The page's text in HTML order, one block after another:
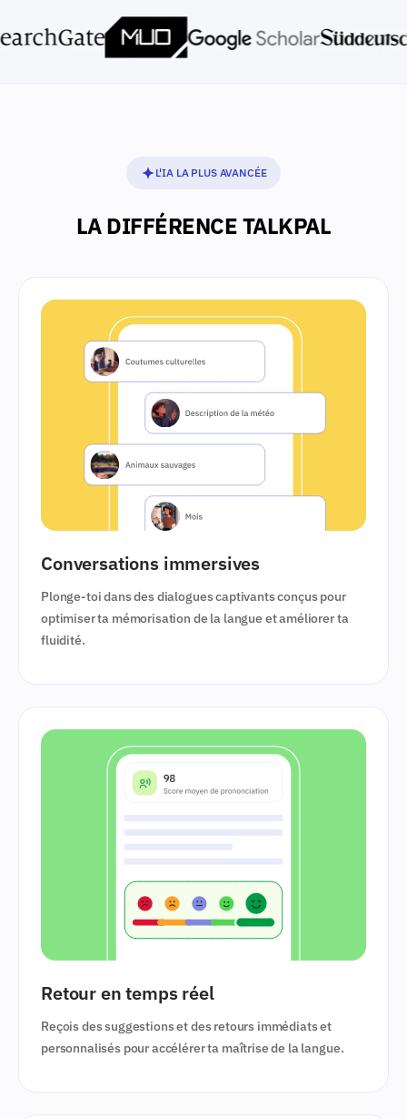
L'IA LA PLUS AVANCÉE
LA DIFFÉRENCE TALKPAL
Conversations immersives
Plonge-toi dans des dialogues captivants conçus pour
optimiser ta mémorisation de la langue et améliorer ta
fluidité.
Retour en temps réel
Reçois des suggestions et des retours immédiats et
personnalisés pour accélérer ta maîtrise de la langue.